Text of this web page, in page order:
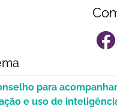
para acompanhar
e uso de